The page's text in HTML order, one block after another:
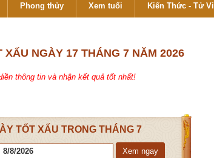
Phong thủy Xem tuổi Kiến Thức - Tử Vi
XẤU NGÀY 17 THÁNG 7 NĂM 2026
thông tin và nhận kết quả tốt nhất!
TỐT XẤU TRONG THÁNG 7
Xem ngay